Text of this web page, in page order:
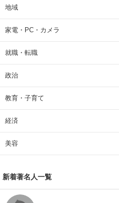
地域
家電・PC・カメラ
就職・転職
政治
教育・子育て
経済
美容
新着著名人一覧